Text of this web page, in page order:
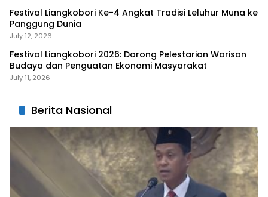
Festival Liangkobori Ke-4 Angkat Tradisi Leluhur Muna ke
Panggung Dunia
July 12, 2026
Festival Liangkobori 2026: Dorong Pelestarian Warisan
Budaya dan Penguatan Ekonomi Masyarakat
July 11, 2026
Berita Nasional